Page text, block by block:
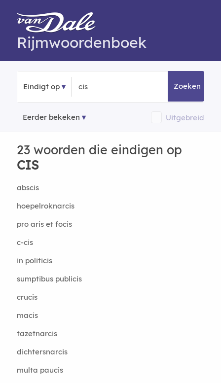
Rijmwoordenboek
Eindigt op Zoeken
Eerder bekeken Uitgebreid
23 woorden die eindigen op
CIS
abscis
hoepelroknarcis
pro aris et focis
c-cis
in politicis
sumptibus publicis
crucis
macis
tazetnarcis
dichtersnarcis
multa paucis